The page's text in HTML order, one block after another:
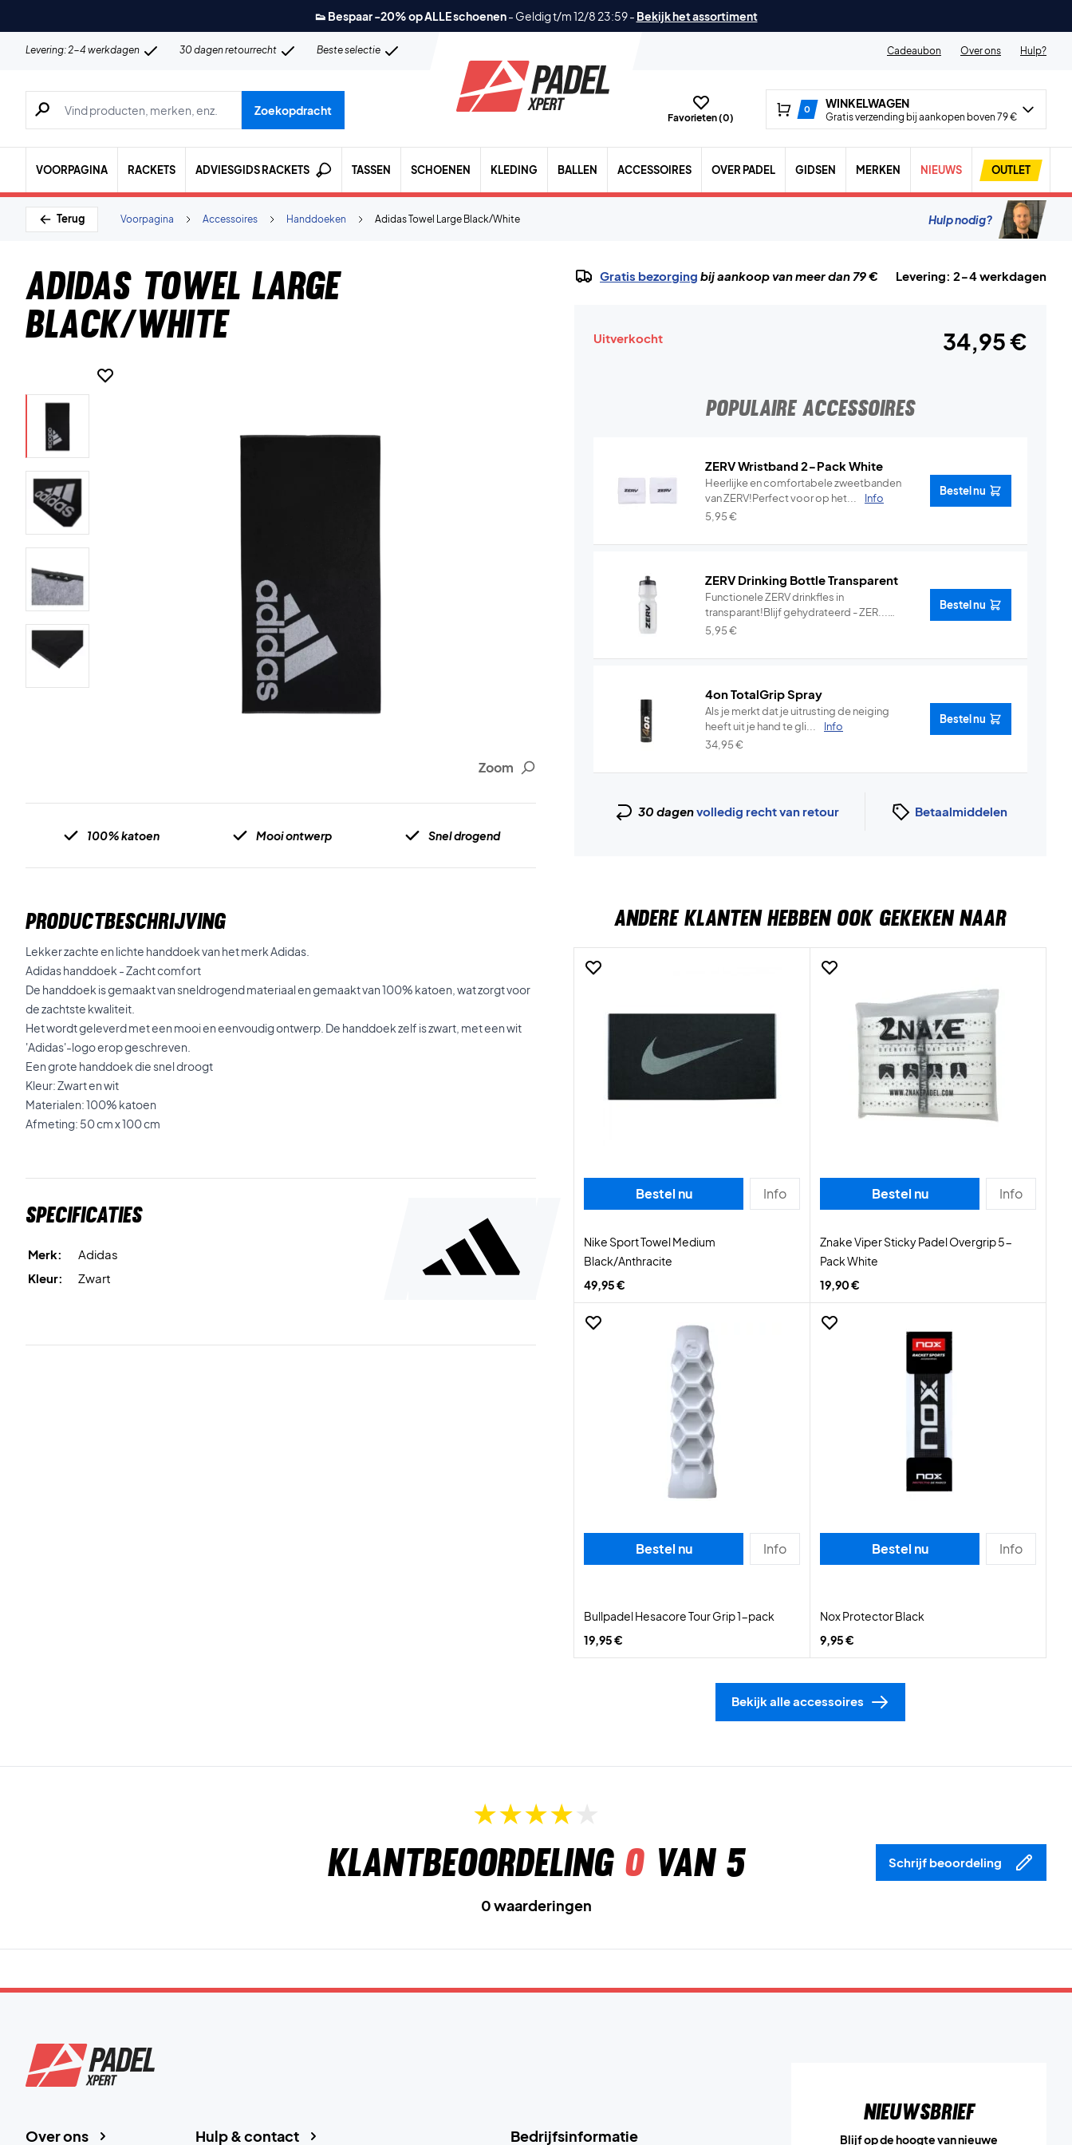
👟 Bespaar -20% op ALLE schoenen- Geldig t/m 12/8 23:59- Bekijk het assortiment
Levering: 2-4 werkdagen 30 dagen retourrecht Beste selectie Cadeaubon Over ons Hulp?
Zoeken naar producten, merken etc.
Zoekopdracht
Favorieten (0)
0 WINKELWAGEN
Gratis verzending bij aankopen boven 79 €
VOORPAGINA RACKETS ADVIESGIDS RACKETS TASSEN SCHOENEN KLEDING BALLEN ACCESSOIRES OVER PADEL GIDSEN MERKEN NIEUWS OUTLET
Terug Adidas Towel Large Black/White
Handdoeken
Accessoires
Voorpagina Hulp nodig?
Adidas Towel Large
Black/White
Zoom
100% katoen Mooi ontwerp Snel drogend
PRODUCTBESCHRIJVING
Lekker zachte en lichte handdoek van het merk Adidas.
Adidas handdoek - Zacht comfort
De handdoek is gemaakt van sneldrogend materiaal en gemaakt van 100% katoen, wat zorgt voor
de zachtste kwaliteit.
Het wordt geleverd met een mooi en eenvoudig ontwerp. De handdoek zelf is zwart, met een wit
'Adidas'-logo erop geschreven.
Een grote handdoek die snel droogt
Kleur: Zwart en wit
Materialen: 100% katoen
Afmeting: 50 cm x 100 cm
Specificaties
Merk:
Adidas
Kleur:
Zwart
Gratis bezorging bij aankoop van meer dan 79 € Levering: 2-4 werkdagen
Uitverkocht 34,95 €
POPULAIRE ACCESSOIRES
ZERV Wristband 2-Pack White
Heerlijke en comfortabele zweetbanden
van ZERV!Perfect voor op het...
Info
5,95€
Bestel nu
ZERV Drinking Bottle Transparent
Functionele ZERV drinkfles in
transparant!Blijf gehydrateerd - ZER...
Info
5,95€
Bestel nu
4on TotalGrip Spray
Als je merkt dat je uitrusting de neiging
heeft uit je hand te gli...
Info
34,95€
Bestel nu
30 dagenvolledig recht van retour Betaalmiddelen
ANDERE KLANTEN HEBBEN OOK GEKEKEN NAAR
Bestel nu Info
Nike Sport Towel Medium
Black/Anthracite
49,95 €
Bestel nu Info
Znake Viper Sticky Padel Overgrip 5-
Pack White
19,90 €
Bestel nu Info
Bullpadel Hesacore Tour Grip 1-pack
19,95 €
Bestel nu Info
Nox Protector Black
9,95 €
Bekijk alle accessoires
Klantbeoordeling 0van 5 Schrijf beoordeling
0 waarderingen
Bedrijfsinformatie
Hulp & contact
Over ons
Nieuwsbrief
Blijf op de hoogte van nieuwe